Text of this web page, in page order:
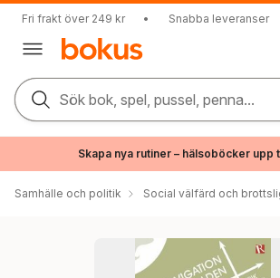
Fri frakt över 249 kr • Snabba leveranser
Sök bok, spel, pussel, penna...
Skapa nya rutiner – hälsoböcker upp
Samhälle och politik Social välfärd och